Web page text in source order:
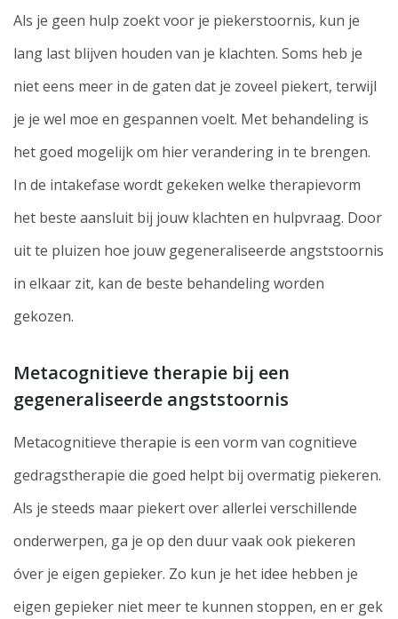
Als je geen hulp zoekt voor je piekerstoornis, kun je
lang last blijven houden van je klachten. Soms heb je
niet eens meer in de gaten dat je zoveel piekert, terwijl
je je wel moe en gespannen voelt. Met behandeling is
het goed mogelijk om hier verandering in te brengen.
In de intakefase wordt gekeken welke therapievorm
het beste aansluit bij jouw klachten en hulpvraag. Door
uit te pluizen hoe jouw gegeneraliseerde angststoornis
in elkaar zit, kan de beste behandeling worden
gekozen.
Metacognitieve therapie bij een
gegeneraliseerde angststoornis
Metacognitieve therapie is een vorm van cognitieve
gedragstherapie die goed helpt bij overmatig piekeren.
Als je steeds maar piekert over allerlei verschillende
onderwerpen, ga je op den duur vaak ook piekeren
óver je eigen gepieker. Zo kun je het idee hebben je
eigen gepieker niet meer te kunnen stoppen, en er gek